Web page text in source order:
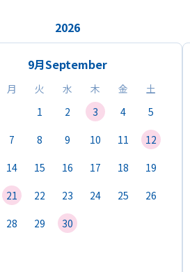
2026
9月September
月 火 水 木 金
土
1
2 3 4
5
7 8 9 10 11
12
14 15 16 17 18
19
21 22 23 24 25
26
28 29 30